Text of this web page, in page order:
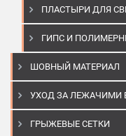
ПЛАСТЫРИ ДЛЯ
ГИПС И
ШОВНЫЙ МАТЕРИАЛ
УХОД ЗА ЛЕЖАЧИМИ
ГРЫЖЕВЫЕ СЕТКИ